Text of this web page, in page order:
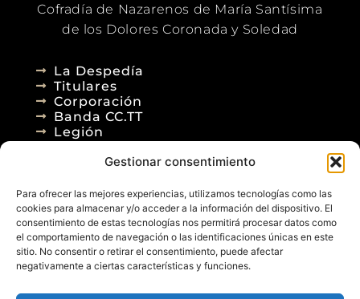
Gestionar consentimiento
Para ofrecer las mejores experiencias, utilizamos tecnologías como las
cookies para almacenar y/o acceder a la información del dispositivo. El
consentimiento de estas tecnologías nos permitirá procesar datos como
el comportamiento de navegación o las identificaciones únicas en este
sitio. No consentir o retirar el consentimiento, puede afectar
negativamente a ciertas características y funciones.
Cofradía de Nazarenos de María Santísima
de los Dolores Coronada y Soledad
La Despedía
Titulares
Corporación
Banda CC.TT
Legión
Agenda
Blog
Contacto